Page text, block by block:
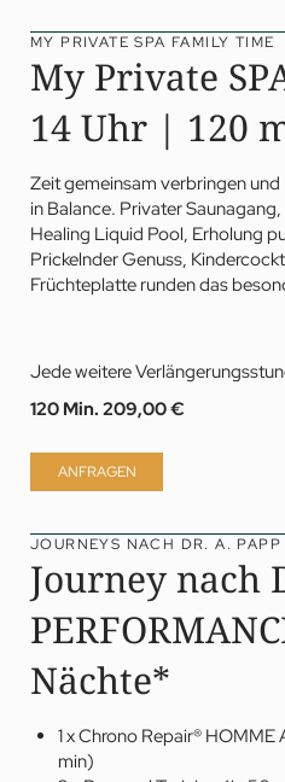
MY PRIVATE SPA FAMILY TIME
My Private
14 Uhr | 120
Zeit gemeinsam verbringen
in Balance. Privater
Healing Liquid Pool, Erholung
Prickelnder Genuss,
Früchteplatte runden das
Jede weitere
120 Min. 209,00 €
ANFRAGEN
JOURNEYS NACH DR. A. PAPP
Journey nach
Nächte*
1 x Chrono Repair® HOMME
min)